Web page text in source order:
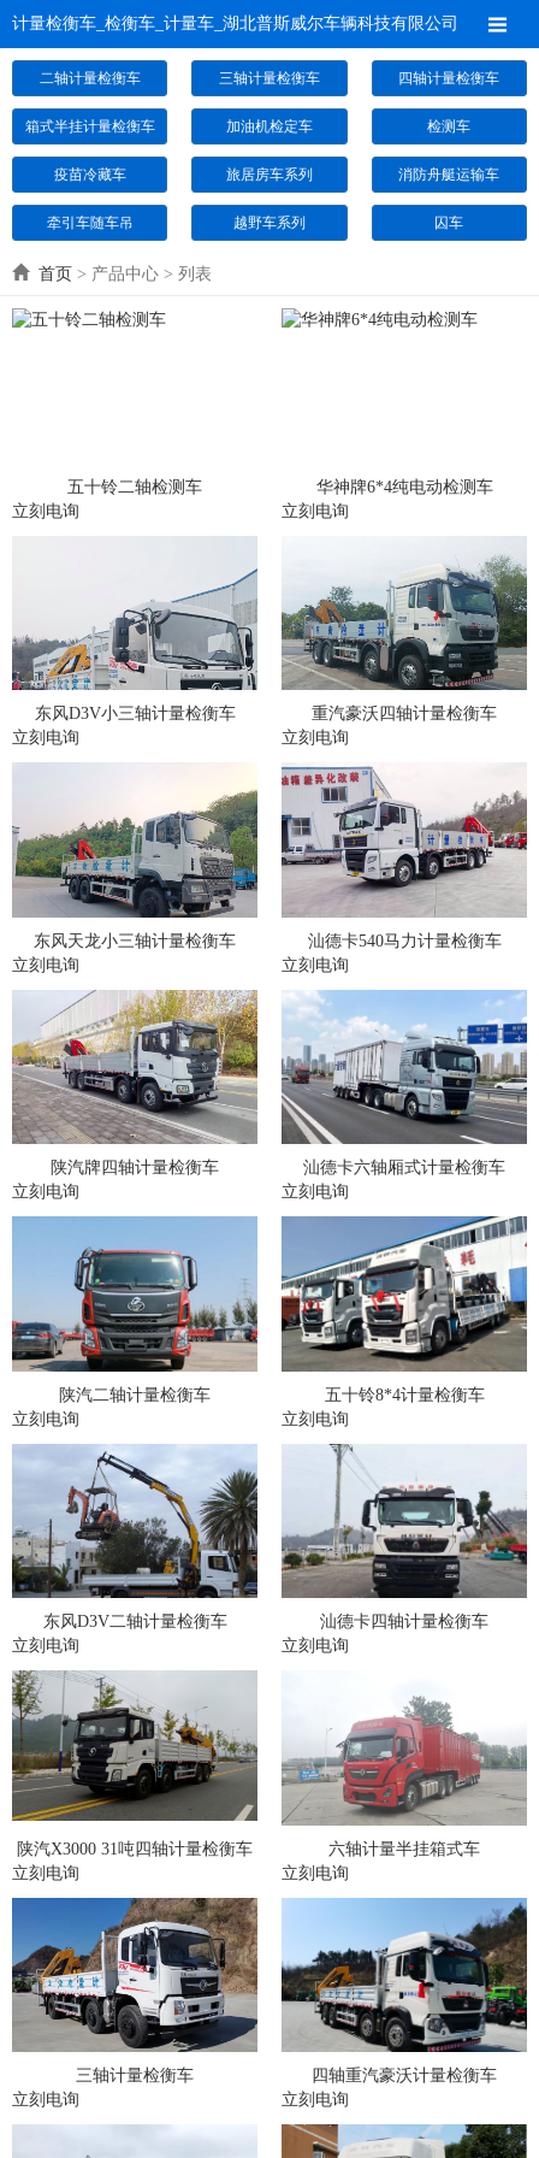
计量检衡车_检衡车_计量车_湖北普斯威尔车辆科技有限公司
二轴计量检衡车 三轴计量检衡车 四轴计量检衡车
箱式半挂计量检衡车 加油机检定车 检测车
疫苗冷藏车 旅居房车系列 消防舟艇运输车
牵引车随车吊 越野车系列 囚车
首页 > 产品中心 > 列表
五十铃二轴检测车
立刻电询
华神牌6*4纯电动检测车
立刻电询
东风D3V小三轴计量检衡车
立刻电询
重汽豪沃四轴计量检衡车
立刻电询
东风天龙小三轴计量检衡车
立刻电询
汕德卡540马力计量检衡车
立刻电询
陕汽牌四轴计量检衡车
立刻电询
汕德卡六轴厢式计量检衡车
立刻电询
陕汽二轴计量检衡车
立刻电询
五十铃8*4计量检衡车
立刻电询
东风D3V二轴计量检衡车
立刻电询
汕德卡四轴计量检衡车
立刻电询
陕汽X3000 31吨四轴计量检衡车
立刻电询
六轴计量半挂箱式车
立刻电询
三轴计量检衡车
立刻电询
四轴重汽豪沃计量检衡车
立刻电询